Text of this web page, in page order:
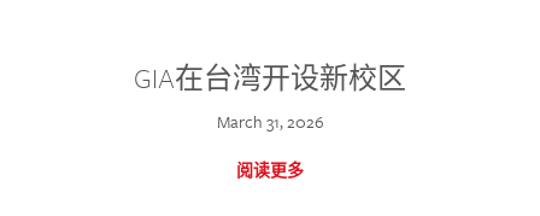
GIA在台湾开设新校区
March 31, 2026
阅读更多